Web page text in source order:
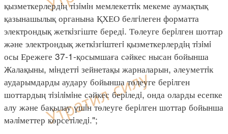
қызметкерлердiң тiзiмiн мемлекеттiк мекеме аумақтық
қазынашылық органына ҚХЕО белгiлеген форматта
электрондық жеткiзгіште бередi. Төлеуге берiлген шоттар
және электрондық жеткiзгiштегi қызметкерлердiң тiзiмi
осы Ережеге 37-1-қосымшаға сәйкес нысан бойынша
Жалақыны, мiндеттi зейнетақы жарналарын, әлеуметтiк
аударымдарды аудару бойынша төлеуге берiлген
шоттардың тiзiлiмiне сәйкес берiледi, онда оларды есепке
алу және бақылау үшiн төлеуге берiлген шоттар бойынша
мәлiметтер көрсетiледi.";